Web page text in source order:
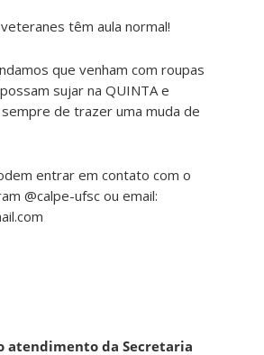
têm aula normal!
que venham com roupas
sujar na QUINTA e
sempre de trazer uma muda de
entrar em contato com o
@calpe-ufsc ou email:
atendimento da Secretaria